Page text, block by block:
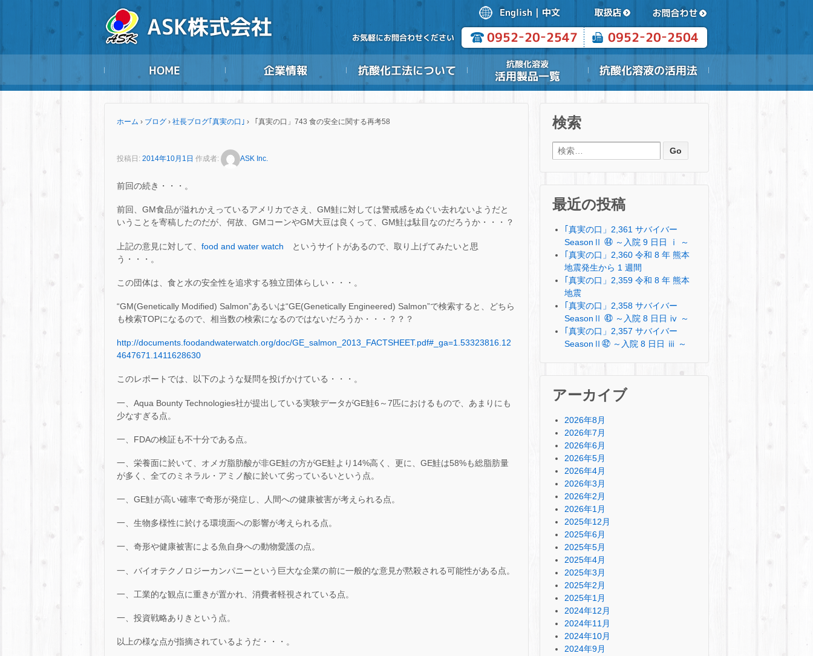
ホーム › ブログ › 社長ブログ｢真実の口｣ › 「真実の口」743 食の安全に関する再考58
投稿日: 2014年10月1日 作成者: ASK Inc.
前回の続き・・・。
前回、GM食品が溢れかえっているアメリカでさえ、GM鮭に対しては警戒感をぬぐい去れないようだと
いうことを寄稿したのだが、何故、GMコーンやGM大豆は良くって、GM鮭は駄目なのだろうか・・・？
上記の意見に対して、 food and water watch というサイトがあるので、取り上げてみたいと思
う・・・。
この団体は、食と水の安全性を追求する独立団体らしい・・・。
“GM(Genetically Modified) Salmon”あるいは“GE(Genetically Engineered) Salmon”で検索すると、どちら
も検索TOPになるので、相当数の検索になるのではないだろうか・・・？？？
http://documents.foodandwaterwatch.org/doc/GE_salmon_2013_FACTSHEET.pdf#_ga=1.53323816.12
4647671.1411628630
このレポートでは、以下のような疑問を投げかけている・・・。
一、Aqua Bounty Technologies社が提出している実験データがGE鮭6～7匹におけるもので、あまりにも
少なすぎる点。
一、FDAの検証も不十分である点。
一、栄養面に於いて、オメガ脂肪酸が非GE鮭の方がGE鮭より14%高く、更に、GE鮭は58%も総脂肪量
が多く、全てのミネラル・アミノ酸に於いて劣っているいという点。
一、GE鮭が高い確率で奇形が発症し、人間への健康被害が考えられる点。
一、生物多様性に於ける環境面への影響が考えられる点。
一、奇形や健康被害による魚自身への動物愛護の点。
一、バイオテクノロジーカンパニーという巨大な企業の前に一般的な意見が黙殺される可能性がある点。
一、工業的な観点に重きが置かれ、消費者軽視されている点。
一、投資戦略ありきという点。
以上の様な点が指摘されているようだ・・・。
検索
検索:
最近の投稿
｢真実の口」2,361 サバイバー
SeasonⅡ ㊹ ～入院 9 日日 ⅰ ～
｢真実の口」2,360 令和 8 年 熊本
地震発生から 1 週間
｢真実の口」2,359 令和 8 年 熊本
地震
｢真実の口」2,358 サバイバー
SeasonⅡ ㊸ ～入院 8 日日 ⅳ ～
｢真実の口」2,357 サバイバー
SeasonⅡ㊷ ～入院 8 日日 ⅲ ～
アーカイブ
2026年8月
2026年7月
2026年6月
2026年5月
2026年4月
2026年3月
2026年2月
2026年1月
2025年12月
2025年6月
2025年5月
2025年4月
2025年3月
2025年2月
2025年1月
2024年12月
2024年11月
2024年10月
2024年9月